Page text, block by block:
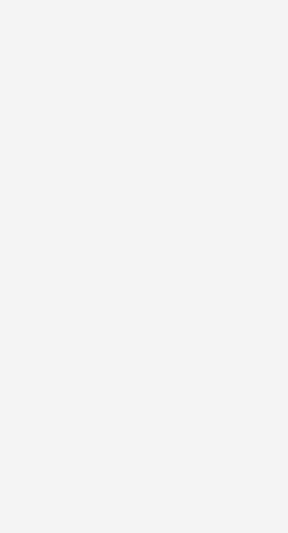
liefern Energie fürs
„Herzstück der